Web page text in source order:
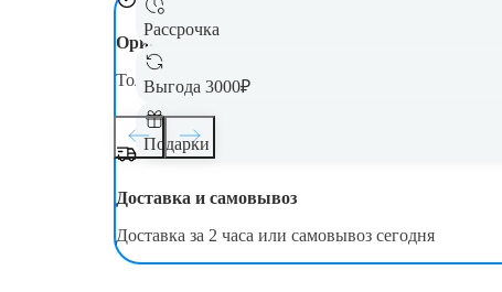
Рассрочка
Выгода 3000₽
Подарки
Оригинал
Только новая, оригинальная техника
Доставка и самовывоз
Доставка за 2 часа или самовывоз сегодня